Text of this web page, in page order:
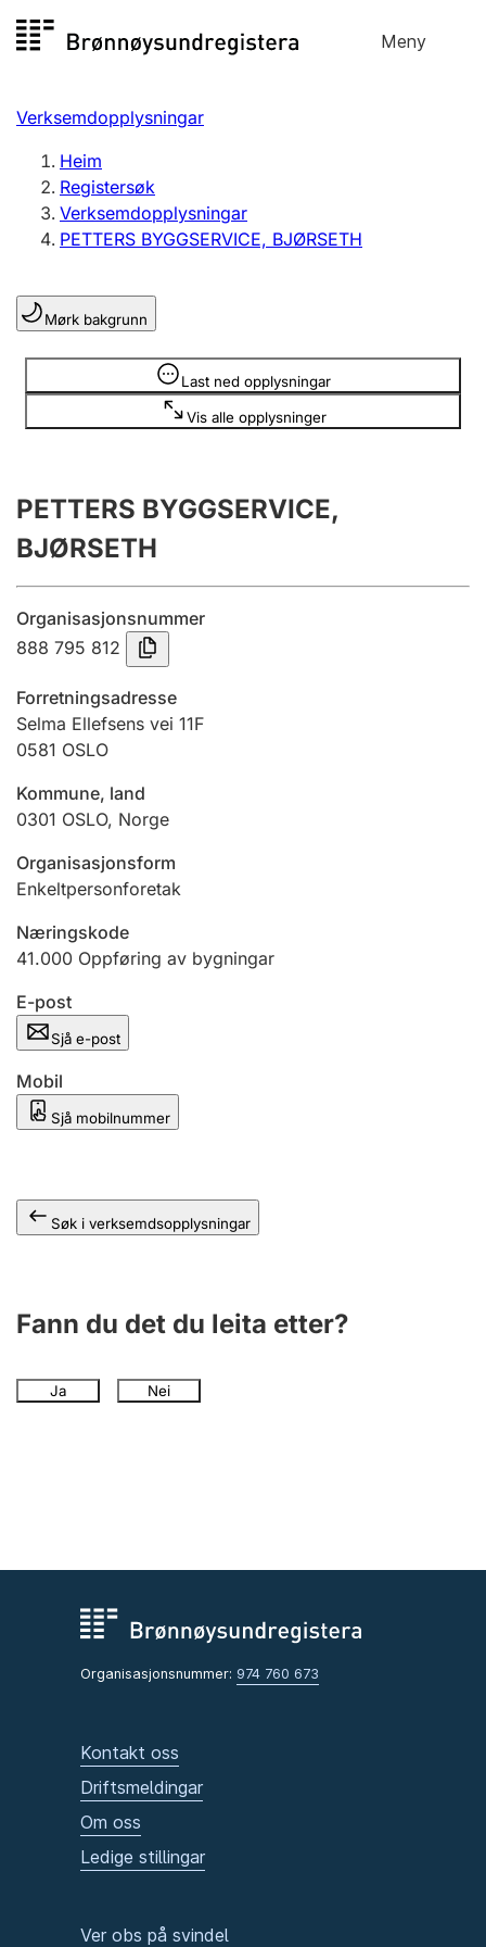
til
Meny
Registersøk
Aksjeselskap
Enkeltpersonføretak
Registrere, endre, slette
Lag og foreining
Registrere, endre, slette
Årsrekneskap
Innsending og forseinkingsgebyr
Tinglysing
Jeger
Betaling og jegeravgiftskort
Ektepaktrettleiaren
Andre tema
Verksemdopplysningar
Heim
Registersøk
Verksemdopplysningar
PETTERS BYGGSERVICE, BJØRSETH
Mørk bakgrunn
Last ned opplysningar
Vis alle opplysninger
Opplysninger er skjult
PETTERS BYGGSERVICE,
BJØRSETH
Organisasjonsnummer
888 795 812
Forretningsadresse
Selma Ellefsens vei 11F
0581 OSLO
Kommune, land
0301 OSLO, Norge
Organisasjonsform
Enkeltpersonforetak
Næringskode
41.000 Oppføring av bygningar
E-post
Sjå e-post
Mobil
Sjå mobilnummer
Søk i verksemdsopplysningar
Fann du det du leita etter?
Ja Nei
Organisasjonsnummer: 974 760 673
Kontakt oss
Driftsmeldingar
Om oss
Ledige stillingar
Ver obs på svindel